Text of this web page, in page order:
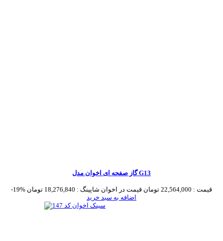
گاز صفحه ای اخوان مدل G13
-19% قیمت : 22,564,000 تومان قیمت در اخوان شاپینگ : 18,276,840 تومان
اضافه به سبد خرید